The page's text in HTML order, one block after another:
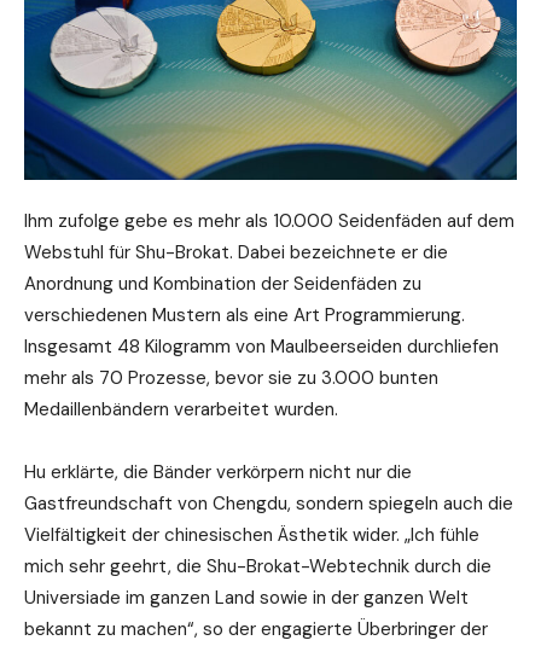
Ihm zufolge gebe es mehr als 10.000 Seidenfäden auf dem
Webstuhl für Shu-Brokat. Dabei bezeichnete er die
Anordnung und Kombination der Seidenfäden zu
verschiedenen Mustern als eine Art Programmierung.
Insgesamt 48 Kilogramm von Maulbeerseiden durchliefen
mehr als 70 Prozesse, bevor sie zu 3.000 bunten
Medaillenbändern verarbeitet wurden.
Hu erklärte, die Bänder verkörpern nicht nur die
Gastfreundschaft von Chengdu, sondern spiegeln auch die
Vielfältigkeit der chinesischen Ästhetik wider. „Ich fühle
mich sehr geehrt, die Shu-Brokat-Webtechnik durch die
Universiade im ganzen Land sowie in der ganzen Welt
bekannt zu machen“, so der engagierte Überbringer der